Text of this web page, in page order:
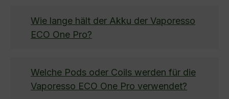
Wie lange hält der Akku der Vaporesso
ECO One Pro?
Welche Pods oder Coils werden für die
Vaporesso ECO One Pro verwendet?